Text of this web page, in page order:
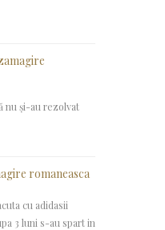
nu și-au rezolvat
romaneasca
cu adidasii
3 luni s-au spart in